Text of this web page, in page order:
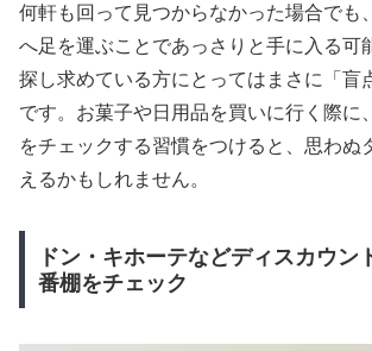
何軒も回って見つからなかった場合でも
へ足を運ぶことであっさりと手に入る可
探し求めている方にとってはまさに「盲
です。お菓子や日用品を買いに行く際に
をチェックする習慣をつけると、思わぬ
えるかもしれません。
ドン・キホーテなどディスカウン
番棚をチェック